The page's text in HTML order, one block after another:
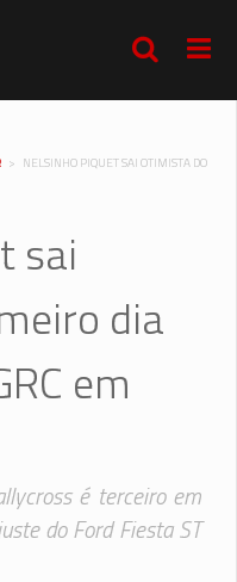
> NELSINHO PIQUET SAI OTIMISTA DO
sai
dia
em
é terceiro em
do Ford Fiesta ST